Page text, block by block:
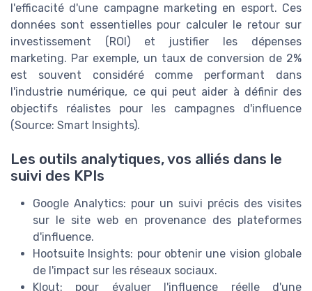
l'efficacité d'une campagne marketing en esport. Ces
données sont essentielles pour calculer le retour sur
investissement (ROI) et justifier les dépenses
marketing. Par exemple, un taux de conversion de 2%
est souvent considéré comme performant dans
l'industrie numérique, ce qui peut aider à définir des
objectifs réalistes pour les campagnes d'influence
(Source: Smart Insights).
Les outils analytiques, vos alliés dans le
suivi des KPIs
Google Analytics: pour un suivi précis des visites
sur le site web en provenance des plateformes
d'influence.
Hootsuite Insights: pour obtenir une vision globale
de l'impact sur les réseaux sociaux.
Klout: pour évaluer l'influence réelle d'une